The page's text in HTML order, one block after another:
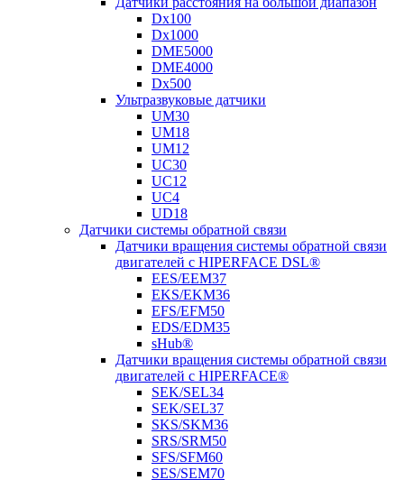
Dx100
Dx1000
DME5000
DME4000
Dx500
Ультразвуковые датчики
UM30
UM18
UM12
UC30
UC12
UC4
UD18
Датчики системы обратной связи
Датчики вращения системы обратной связи
двигателей с HIPERFACE DSL®
EES/EEM37
EKS/EKM36
EFS/EFM50
EDS/EDM35
sHub®
Датчики вращения системы обратной связи
двигателей с HIPERFACE®
SEK/SEL34
SEK/SEL37
SKS/SKM36
SRS/SRM50
SFS/SFM60
SES/SEM70